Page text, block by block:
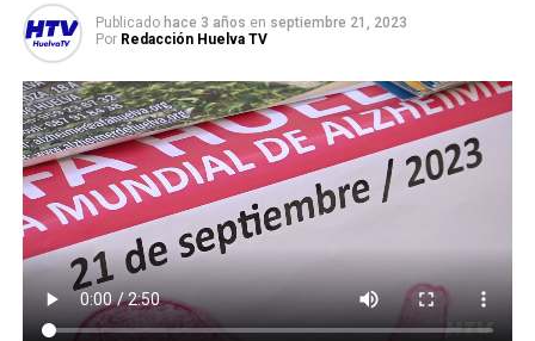
Publicado hace 3 años en septiembre 21, 2023
Por Redacción Huelva TV